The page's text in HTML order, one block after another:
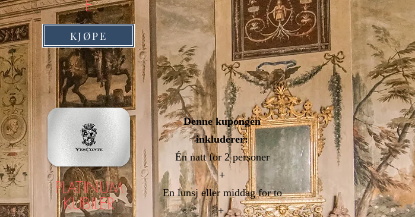
E
KJØPE
PLATINUM
KUBILER
Denne kupongen
inkluderer:
Én nattfor 2 personer
+
En lunsj eller middag for to
+